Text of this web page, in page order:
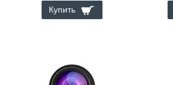
Купить